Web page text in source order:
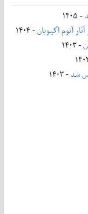
- ۱۴۰۵
آتوم اگیویان- ۱۴۰۴
- ۱۴۰۳
شد- ۱۴۰۳